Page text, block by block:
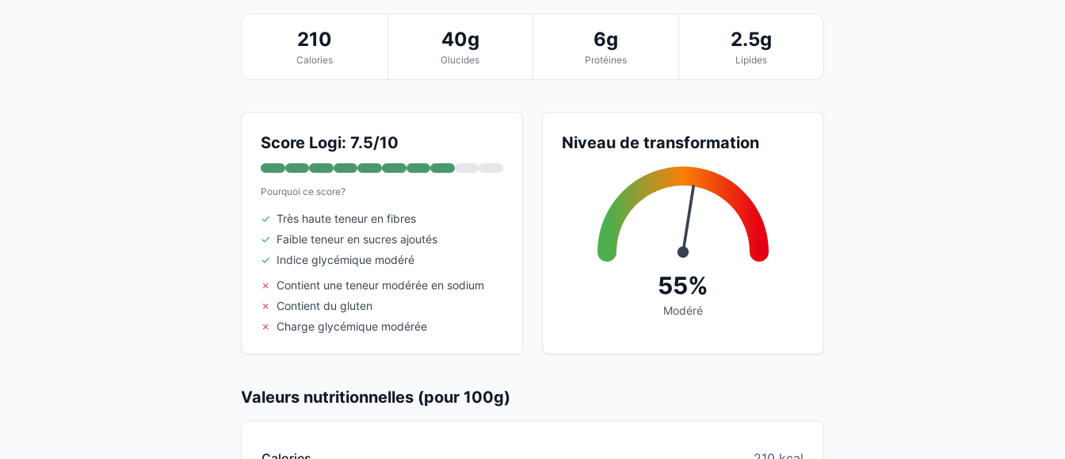
210
Calories
40g
Glucides
6g
Protéines
2.5g
Lipides
Score Logi: 7.5/10
Pourquoi ce score?
✓ Très haute teneur en fibres
✓ Faible teneur en sucres ajoutés
✓ Indice glycémique modéré
✗
Contient une teneur modérée en sodium
✗
Contient du gluten
✗
Charge glycémique modérée
Niveau de transformation
55%
Modéré
Valeurs nutritionnelles (pour 100g)